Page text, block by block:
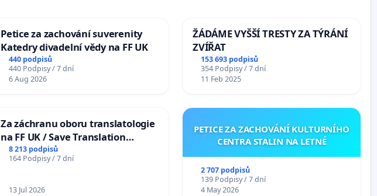
Petice za zachování suverenity
Katedry divadelní vědy na FF UK
440 podpisů
440 Podpisy / 7 dní
6 Aug 2026
ŽÁDÁME VYŠŠÍ TRESTY ZA TÝRÁNÍ
ZVÍŘAT
153 693 podpisů
354 Podpisy / 7 dní
11 Feb 2025
Za záchranu oboru translatologie
na FF UK / Save Translation
Studies at the Faculty of Arts,
Charles University
8 213 podpisů
164 Podpisy / 7 dní
13 Jul 2026
PETICE ZA ZACHOVÁNÍ KULTURNÍHO
CENTRA STALIN NA LETNÉ
2 707 podpisů
139 Podpisy / 7 dní
4 May 2026